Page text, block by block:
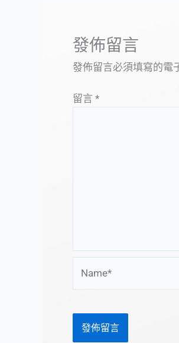
發佈留言
發佈留言必須填寫的電
留言 *